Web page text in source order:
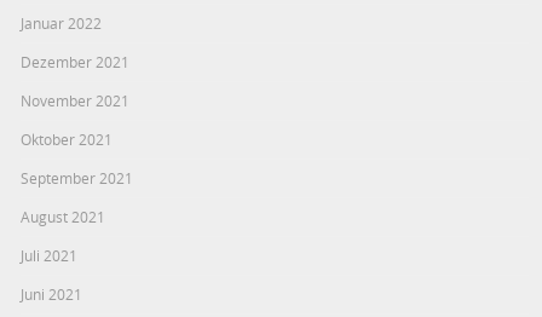
Januar 2022
Dezember 2021
November 2021
Oktober 2021
September 2021
August 2021
Juli 2021
Juni 2021